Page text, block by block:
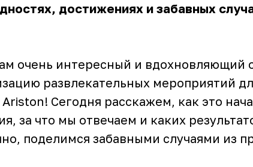
достижениях и забавных
очень интересный и вдохновляющий
развлекательных мероприятий
Сегодня расскажем, как это
за что мы отвечаем и каких
поделимся забавными случаями из